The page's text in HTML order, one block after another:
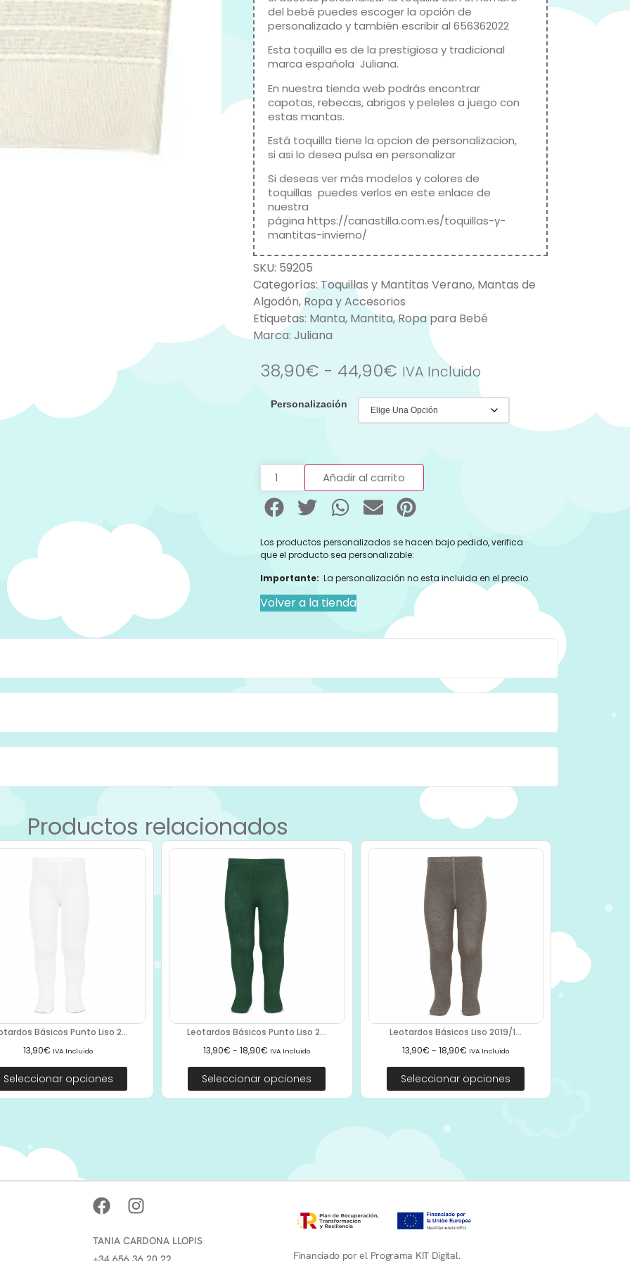
del bebé puedes escoger la opción de
personalizado y también escribir al 656362022
Esta toquilla es de la prestigiosa y tradicional
marca española Juliana.
En nuestra tienda web podrás encontrar
capotas, rebecas, abrigos y peleles a juego con
estas mantas.
Está toquilla tiene la opcion de personalizacion,
si asi lo desea pulsa en personalizar
Si deseas ver más modelos y colores de
toquillas puedes verlos en este enlace de
nuestra
página https://canastilla.com.es/toquillas-y-
mantitas-invierno/
SKU: 59205
Categorías:Toquillas y Mantitas Verano, Mantas de
Algodón,Ropa y Accesorios
Etiquetas: Manta, Mantita,Ropa para Bebé
Marca: Juliana
38,90€ - 44,90€ IVA Incluido
Personalización
Añadir al carrito
Los productos personalizados se hacen bajo pedido, verifica
que el producto sea personalizable:
Importante: La personalización no esta incluida en el precio.
Volver a la tienda
Productos relacionados
Básicos Punto Liso 2...
13,90€ IVA Incluido
Seleccionar opciones
Leotardos Básicos Punto Liso 2...
13,90€ - 18,90€ IVA Incluido
Seleccionar opciones
Leotardos Básicos Liso 2019/1...
13,90€ - 18,90€ IVA Incluido
Seleccionar opciones
TANIA CARDONA LLOPIS
Financiado por el Programa KIT Digital.